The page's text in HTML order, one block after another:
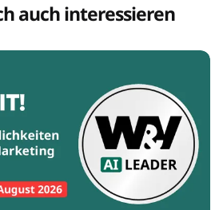
auch interessieren